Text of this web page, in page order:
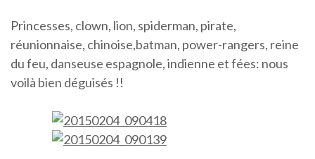
Princesses, clown, lion, spiderman, pirate,
réunionnaise, chinoise,batman, power-rangers, reine
du feu, danseuse espagnole, indienne et fées: nous
voilà bien déguisés !!